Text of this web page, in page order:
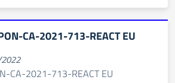
CA-2021-713-REACT EU
CA-2021-713-REACT EU